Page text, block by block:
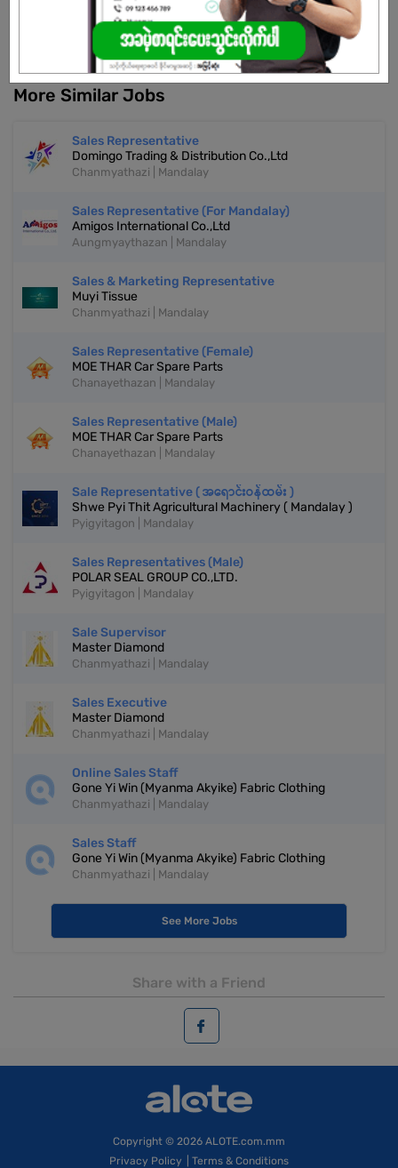
Don't have an account?
REGISTER NOW!
More Similar Jobs
Sales Representative
Domingo Trading & Distribution Co.,Ltd
Chanmyathazi | Mandalay
Sales Representative (For Mandalay)
Amigos International Co.,Ltd
Aungmyaythazan | Mandalay
Sales & Marketing Representative
Muyi Tissue
Chanmyathazi | Mandalay
Sales Representative (Female)
MOE THAR Car Spare Parts
Chanayethazan | Mandalay
Sales Representative (Male)
MOE THAR Car Spare Parts
Chanayethazan | Mandalay
Sale Representative ( အရောင်းဝန်ထမ်း )
Shwe Pyi Thit Agricultural Machinery ( Mandalay )
Pyigyitagon | Mandalay
Sales Representatives (Male)
POLAR SEAL GROUP CO.,LTD.
Pyigyitagon | Mandalay
Sale Supervisor
Master Diamond
Chanmyathazi | Mandalay
Sales Executive
Master Diamond
Chanmyathazi | Mandalay
Online Sales Staff
Gone Yi Win (Myanma Akyike) Fabric Clothing
Chanmyathazi | Mandalay
Sales Staff
Gone Yi Win (Myanma Akyike) Fabric Clothing
Chanmyathazi | Mandalay
See More Jobs
Share with a Friend
Copyright © 2026 ALOTE.com.mm
Privacy Policy
Terms & Conditions